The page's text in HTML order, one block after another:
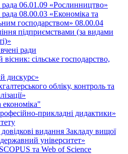
рада 06.01.09 «Рослинництво»
рада 08.00.03 «Економіка та
господарством» 08.00.04
підприємствами (за видами
ради
сільське господарство,
дискурс»
обліку, контроль та
прикладні дидактики»
видання Закладу вищої
університет»
та Web of Science